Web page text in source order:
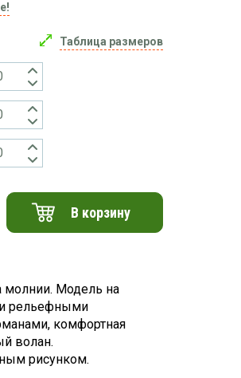
Таблица размеров
В корзину
молнии. Модель на
рельефными
комфортная
волан.
рисунком.